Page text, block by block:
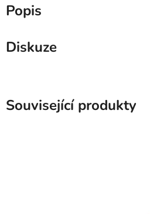
Popis
Diskuze
Související produkty